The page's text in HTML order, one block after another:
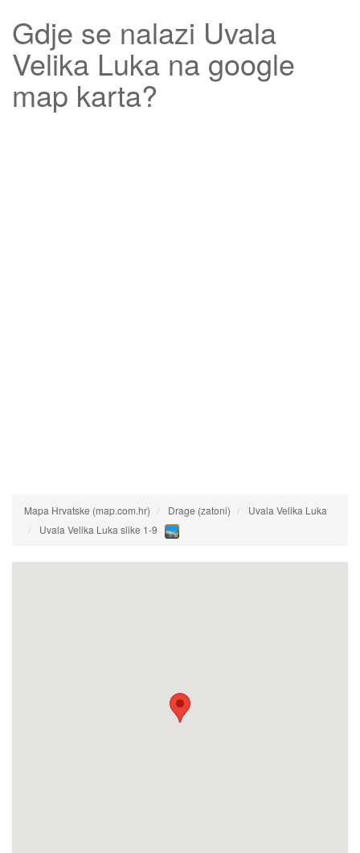
Gdje se nalazi Uvala
Velika Luka na google
map karta?
Mapa Hrvatske (map.com.hr) Drage (zatoni)
Uvala Velika Luka
Uvala Velika Luka slike 1-9